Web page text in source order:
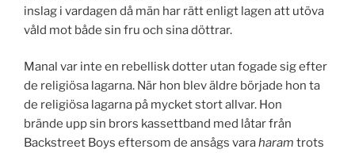
inslag i vardagen då män har rätt enligt lagen att utöva
våld mot både sin fru och sina döttrar.
Manal var inte en rebellisk dotter utan fogade sig efter
de religiösa lagarna. När hon blev äldre började hon ta
de religiösa lagarna på mycket stort allvar. Hon
brände upp sin brors kassettband med låtar från
Backstreet Boys eftersom de ansågs varaharam trots